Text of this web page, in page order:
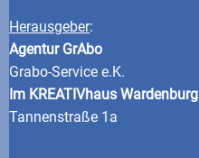
Herausgeber:
Agentur GrAbo
Grabo-Service e.K.
Im KREATIVhaus Wardenburg
Tannenstraße 1a